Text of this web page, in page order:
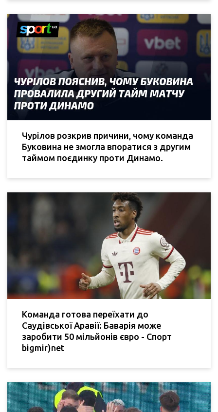
Чурілов розкрив причини, чому команда
Буковина не змогла впоратися з другим
таймом поєдинку проти Динамо.
Команда готова переїхати до
Саудівської Аравії: Баварія може
заробити 50 мільйонів євро - Спорт
bigmir)net